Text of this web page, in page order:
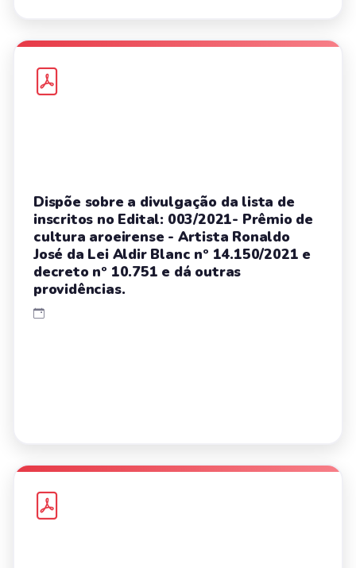
Dispõe sobre a divulgação da lista de
inscritos no Edital: 003/2021- Prêmio de
cultura aroeirense - Artista Ronaldo
José da Lei Aldir Blanc nº 14.150/2021 e
decreto nº 10.751 e dá outras
providências.